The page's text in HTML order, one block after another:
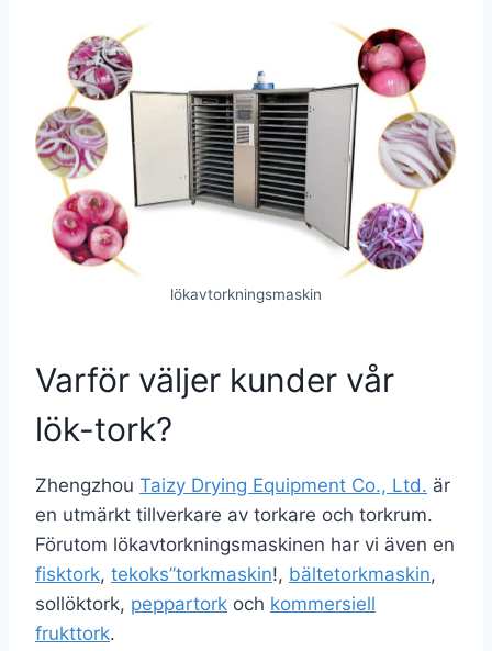
lökavtorkningsmaskin
Varför väljer kunder vår
lök-tork?
Zhengzhou Taizy Drying Equipment Co., Ltd. är
en utmärkt tillverkare av torkare och torkrum.
Förutom lökavtorkningsmaskinen har vi även en
fisktork, tekoks”torkmaskin!, bältetorkmaskin,
sollöktork, peppartork och kommersiell
frukttork.